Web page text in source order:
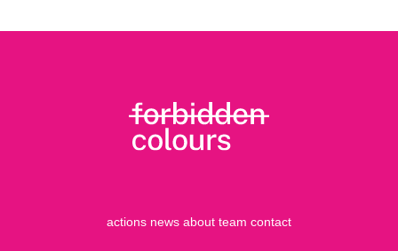
actions news about team contact